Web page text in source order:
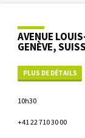
AVENUE
GENÈVE,
PLUS DE DÉTAILS
10h30
+41 22 710 30 00